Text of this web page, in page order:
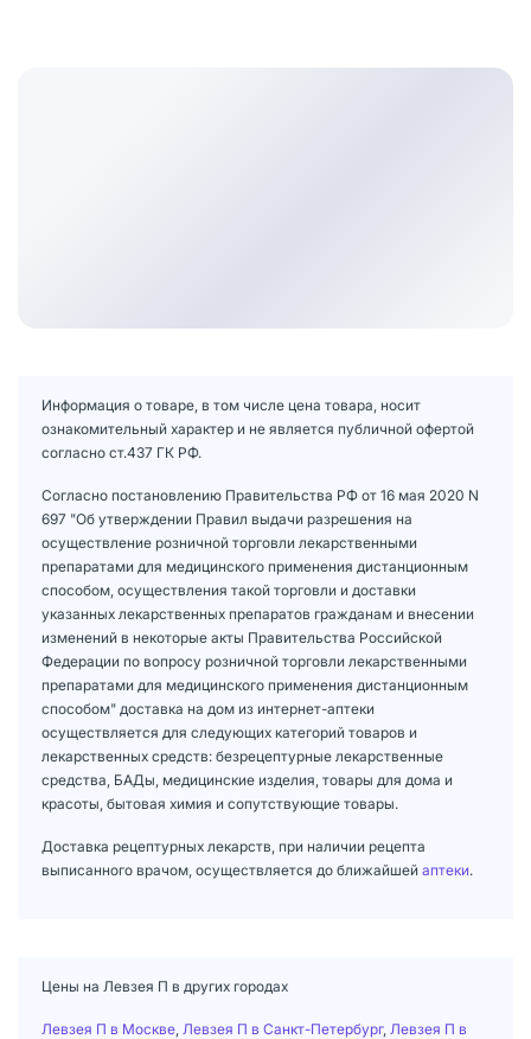
Информация о товаре, в том числе цена товара, носит
ознакомительный характер и не является публичной офертой
согласно ст.437 ГК РФ.
Согласно постановлению Правительства РФ от 16 мая 2020 N
697 "Об утверждении Правил выдачи разрешения на
осуществление розничной торговли лекарственными
препаратами для медицинского применения дистанционным
способом, осуществления такой торговли и доставки
указанных лекарственных препаратов гражданам и внесении
изменений в некоторые акты Правительства Российской
Федерации по вопросу розничной торговли лекарственными
препаратами для медицинского применения дистанционным
способом" доставка на дом из интернет-аптеки
осуществляется для следующих категорий товаров и
лекарственных средств: безрецептурные лекарственные
средства, БАДы, медицинские изделия, товары для дома и
красоты, бытовая химия и сопутствующие товары.
Доставка рецептурных лекарств, при наличии рецепта
выписанного врачом, осуществляется до ближайшей аптеки.
Цены на Левзея П в других городах
Левзея П в Москве Левзея П в Санкт-Петербург, Левзея П в